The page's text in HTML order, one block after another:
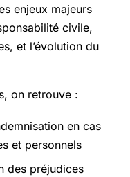
enjeux majeurs
civile,
et l’évolution du
on retrouve :
en cas
et personnels
des préjudices